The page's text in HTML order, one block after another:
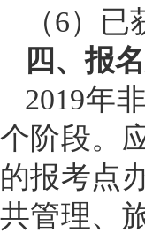
（6）已
四、报
2019年
个阶段。
的报考点
共管理、